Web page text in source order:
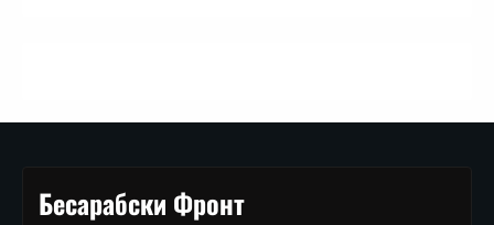
Бесарабски Фронт